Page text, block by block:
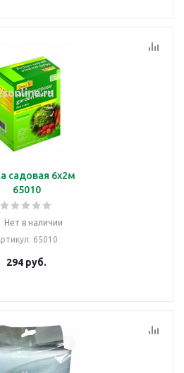
садовая 6х2м
65010
Нет в наличии
: 65010
294 руб.